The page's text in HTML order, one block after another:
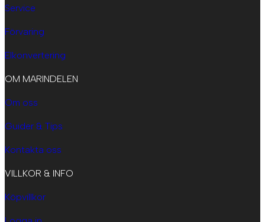
Service
Förvaring
Elkonvertering
OM MARINDELEN
Om oss
Guider & Tips
Kontakta oss
VILLKOR & INFO
Köpvillkor